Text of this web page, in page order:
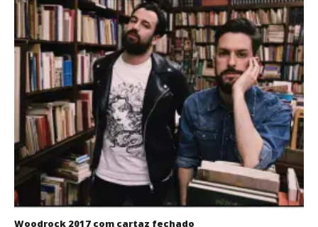
Woodrock 2017 com cartaz fechado